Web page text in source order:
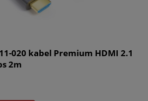
020 kabel Premium HDMI 2.1
2m